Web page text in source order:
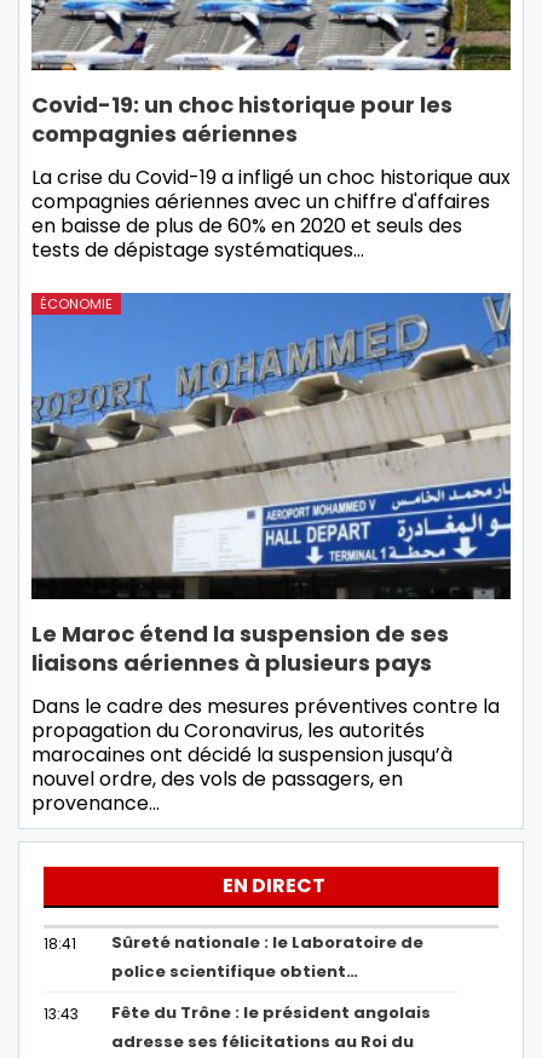
Covid-19: un choc historique pour les
compagnies aériennes
La crise du Covid-19 a infligé un choc historique aux
compagnies aériennes avec un chiffre d'affaires
en baisse de plus de 60% en 2020 et seuls des
tests de dépistage systématiques…
ÉCONOMIE
Le Maroc étend la suspension de ses
liaisons aériennes à plusieurs pays
Dans le cadre des mesures préventives contre la
propagation du Coronavirus, les autorités
marocaines ont décidé la suspension jusqu’à
nouvel ordre, des vols de passagers, en
provenance…
EN DIRECT
18:41
Sûreté nationale : le Laboratoire de
police scientifique obtient…
13:43
Fête du Trône : le président angolais
adresse ses félicitations au Roi du